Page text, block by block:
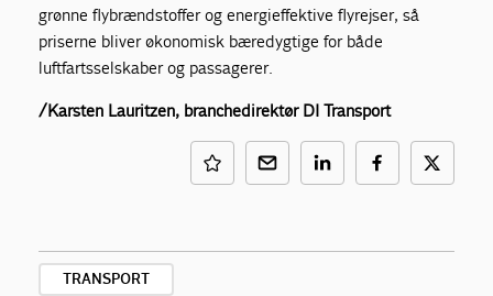
grønne flybrændstoffer og energieffektive flyrejser, så
priserne bliver økonomisk bæredygtige for både
luftfartsselskaber og passagerer.
/Karsten Lauritzen, branchedirektør DI Transport
TRANSPORT